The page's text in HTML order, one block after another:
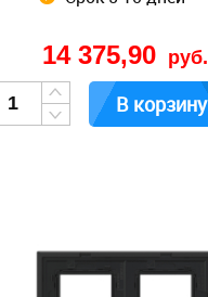
14 375,90 руб.
В корзину